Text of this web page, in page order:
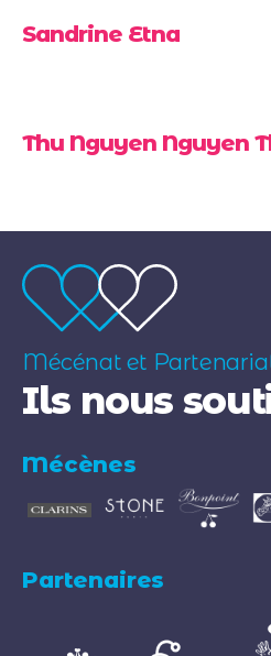
Sandrine Etna
Thu Nguyen Nguyen
Mécénat et
Ils nous
Mécènes
Partenaires